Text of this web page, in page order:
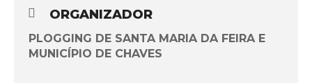
ORGANIZADOR
PLOGGING DE SANTA MARIA DA FEIRA E
MUNICÍPIO DE CHAVES